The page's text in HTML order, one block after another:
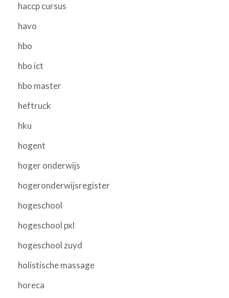
haccp cursus
havo
hbo
hbo ict
hbo master
heftruck
hku
hogent
hoger onderwijs
hogeronderwijsregister
hogeschool
hogeschool pxl
hogeschool zuyd
holistische massage
horeca